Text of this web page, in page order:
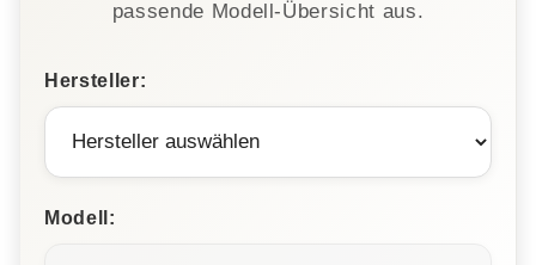
passende Modell-Übersicht aus.
Hersteller:
Modell: